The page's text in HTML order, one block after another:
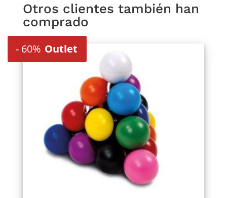
Otros clientes también han
comprado
-60% Outlet